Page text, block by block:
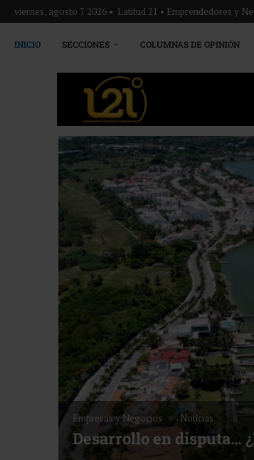
viernes, agosto 7 2026 • Latitud 21 • Emprendedores y
INICIO SECCIONES COLUMNAS DE OPINIÓN
Empresas y Negocios Noticias
Desarrollo en disputa…